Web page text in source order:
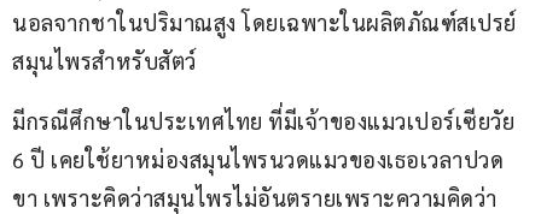
นอลจากชาในปริมาณสูง โดยเฉพาะในผลิตภัณฑ์สเปรย์
สมุนไพรสำหรับสัตว์
มีกรณีศึกษาในประเทศไทย ที่มีเจ้าของแมวเปอร์เซียวัย
6 ปี เคยใช้ยาหม่องสมุนไพรนวดแมวของเธอเวลาปวด
ขา เพราะคิดว่าสมุนไพรไม่อันตรายเพราะความคิดว่า